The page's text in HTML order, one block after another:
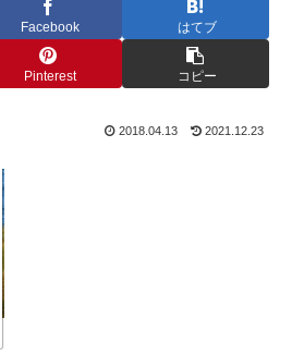
Facebook はてブ
Pinterest コピー
2018.04.13 2021.12.23